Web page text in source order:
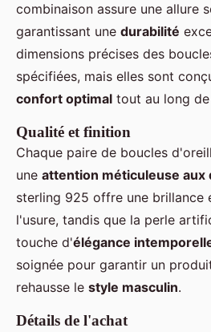
combinaison assure une allure
garantissant une durabilité
dimensions précises des
spécifiées, mais elles sont
confort optimal tout au long
Qualité et finition
Chaque paire de boucles
une attention méticuleuse aux
sterling 925 offre une brillance
l'usure, tandis que la perle
touche d'élégance
soignée pour garantir un
rehausse le style masculin.
Détails de l'achat